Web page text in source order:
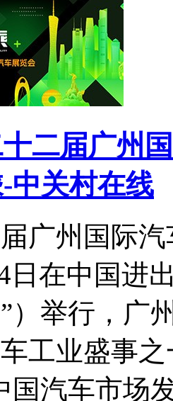
十二届广州
中关村在线
广州国际
日在中国进
）举行，广
工业盛事
国汽车市场